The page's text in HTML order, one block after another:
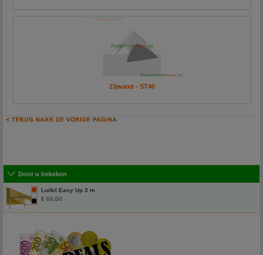
Zijwand - ST40
Door u bekeken
Luifel Easy Up 3 m
€ 60,00